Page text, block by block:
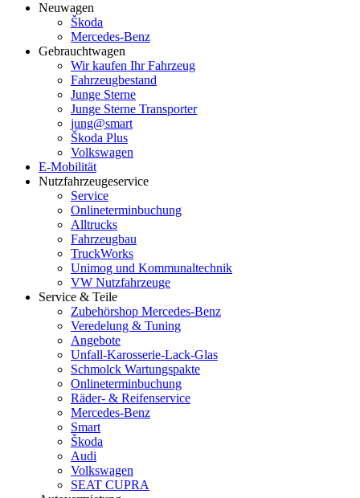
Neuwagen
Škoda
Mercedes-Benz
Gebrauchtwagen
Wir kaufen Ihr Fahrzeug
Fahrzeugbestand
Junge Sterne
Junge Sterne Transporter
jung@smart
Škoda Plus
Volkswagen
E-Mobilität
Nutzfahrzeugeservice
Service
Onlineterminbuchung
Alltrucks
Fahrzeugbau
TruckWorks
Unimog und Kommunaltechnik
VW Nutzfahrzeuge
Service & Teile
Zubehörshop Mercedes-Benz
Veredelung & Tuning
Angebote
Unfall-Karosserie-Lack-Glas
Schmolck Wartungspakte
Onlineterminbuchung
Räder- & Reifenservice
Mercedes-Benz
Smart
Škoda
Audi
Volkswagen
SEAT CUPRA